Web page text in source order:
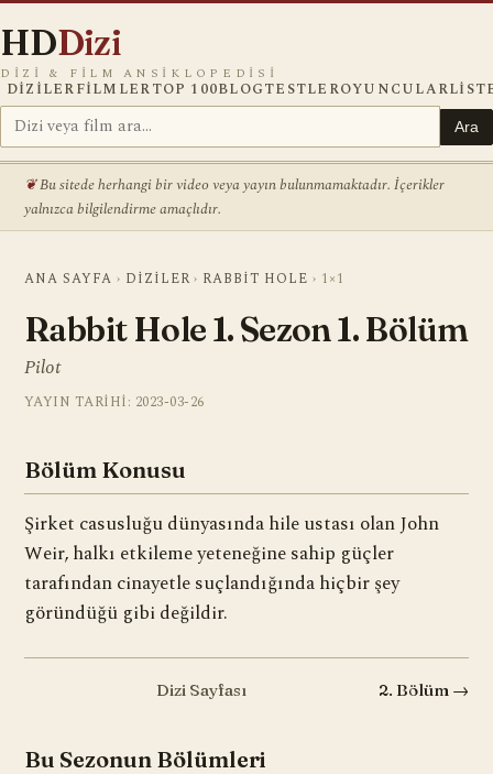
HDDizi
DIZI & FILM ANSIKLOPEDISI
DIZILERFILMLERTOP 100BLOGTESTLEROYUNCULAR
Ara
Bu sitede herhangi bir video veya yayın bulunmamaktadır. İçerikler
yalnızca bilgilendirme amaçlıdır.
ANA SAYFA › DIZILER › RABBIT HOLE › 1×1
Rabbit Hole 1. Sezon 1. Bölüm
Pilot
YAYIN TARIHI: 2023-03-26
Bölüm Konusu
Şirket casusluğu dünyasında hile ustası olan John
Weir, halkı etkileme yeteneğine sahip güçler
tarafından cinayetle suçlandığında hiçbir şey
göründüğü gibi değildir.
Dizi Sayfası 2. Bölüm →
Bu Sezonun Bölümleri